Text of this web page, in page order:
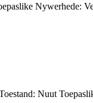
Nywerhede:
Nuut